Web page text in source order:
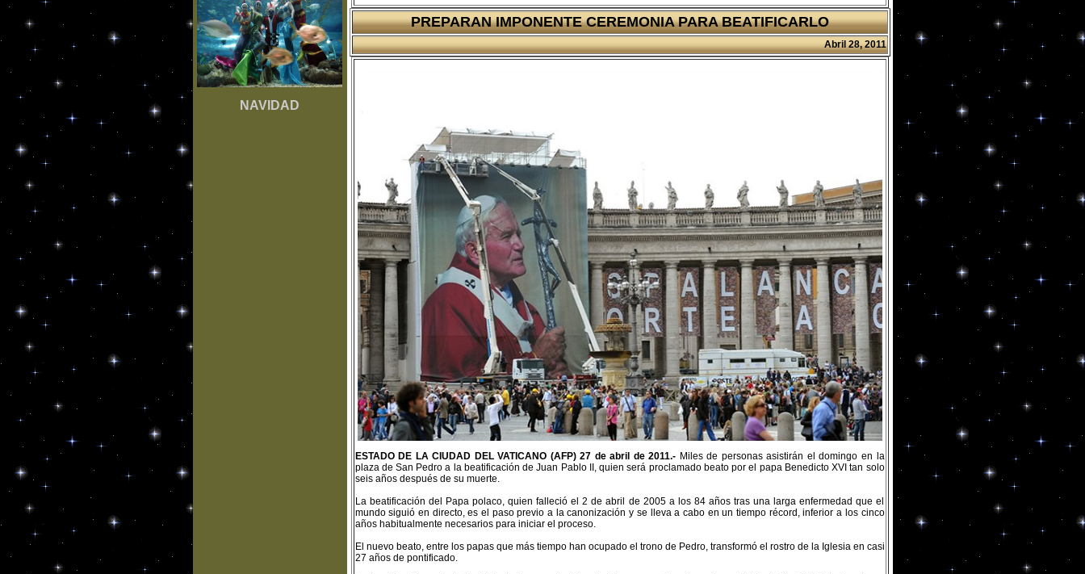
NAVIDAD
PREPARAN IMPONENTE CEREMONIA PARA BEATIFICARLO
Abril 28, 2011
ESTADO DE LA CIUDAD DEL VATICANO (AFP) 27 de abril de 2011.- Miles de personas asistirán el domingo en la
plaza de San Pedro a la beatificación de Juan Pablo II, quien será proclamado beato por el papa Benedicto XVI tan solo
seis años después de su muerte.
La beatificación del Papa polaco, quien falleció el 2 de abril de 2005 a los 84 años tras una larga enfermedad que el
mundo siguió en directo, es el paso previo a la canonización y se lleva a cabo en un tiempo récord, inferior a los cinco
años habitualmente necesarios para iniciar el proceso.
El nuevo beato, entre los papas que más tiempo han ocupado el trono de Pedro, transformó el rostro de la Iglesia en casi
27 años de pontificado.